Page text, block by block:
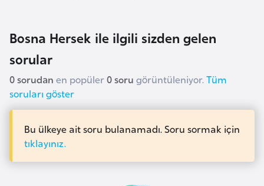
Bosna Hersek ile ilgili sizden gelen
sorular
0 sorudan en popüler0 soru görüntüleniyor.Tüm
soruları göster
Bu ülkeye ait soru bulanamadı. Soru sormak için
tıklayınız.
B
g
s